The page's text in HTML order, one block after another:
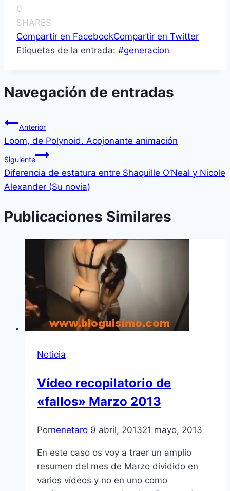
0
SHARES
Compartir en FacebookCompartir en Twitter
Etiquetas de la entrada: #generacion
Navegación de entradas
Anterior
Loom, de Polynoid. Acojonante animación
Siguiente
Diferencia de estatura entre Shaquille O’Neal y Nicole
Alexander (Su novia)
Publicaciones Similares
Noticia
Ví­deo recopilatorio de
«fallos» Marzo 2013
Pornenetaro 9 abril, 201321 mayo, 2013
En este caso os voy a traer un amplio
resumen del mes de Marzo dividido en
varios ví­deos y no en uno como